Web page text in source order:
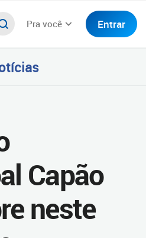
Pra você Entrar
Capão
neste